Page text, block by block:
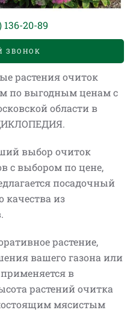
136-20-89
ЗВОНОК
растения очиток
по выгодным ценам с
области в
выбор очиток
с выбором по цене,
посадочный
качества из
растение,
вашего газона или
в
растений очитка
мясистым